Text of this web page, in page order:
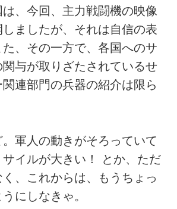
、今回、主力戦闘機の映像
ましたが、それは自信の表
、その一方で、各国へのサ
与が取りざたされているせ
連部門の兵器の紹介は限ら
軍人の動きがそろっていて
サイルが大きい！ とか、ただ
、これからは、もうちょっ
にしなきゃ。